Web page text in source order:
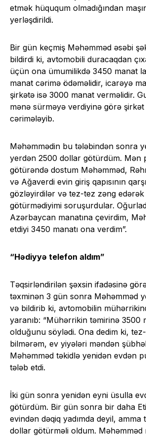
etmək hüququm olmadığından
yerləşdirildi.
Bir gün keçmiş Məhəmməd əsəbi
bildirdi ki, avtomobili duracaqdan
üçün ona ümumilikdə 3450 manat
manat cərimə ödəməlidir, icarəyə
şirkətə isə 3000 manat verməlidir.
mənə sürməyə verdiyinə görə
cərimələyib.
Məhəmmədin bu tələbindən sonra
yerdən 2500 dollar götürdüm. Mən
götürəndə dostum Məhəmməd,
və Ağaverdi evin giriş qapısının
gözləyirdilər və tez-tez zəng
götürmədiyimi soruşurdular.
Azərbaycan manatına çevirdim,
etdiyi 3450 manatı ona verdim”.
“Hədiyyə telefon aldım”
Təqsirləndirilən şəxsin ifadəsinə
təxminən 3 gün sonra Məhəmməd
və bildirib ki, avtomobilin
yaranıb: “Mühərrikin təmirinə 3500
olduğunu söylədi. Ona dedim ki,
bilmərəm, ev yiyələri məndən
Məhəmməd təkidlə yenidən evdən
tələb etdi.
İki gün sonra yenidən eyni üsulla
götürdüm. Bir gün sonra bir daha
evindən dəqiq yadımda deyil, amma
dollar götürməli oldum. Məhəmməd